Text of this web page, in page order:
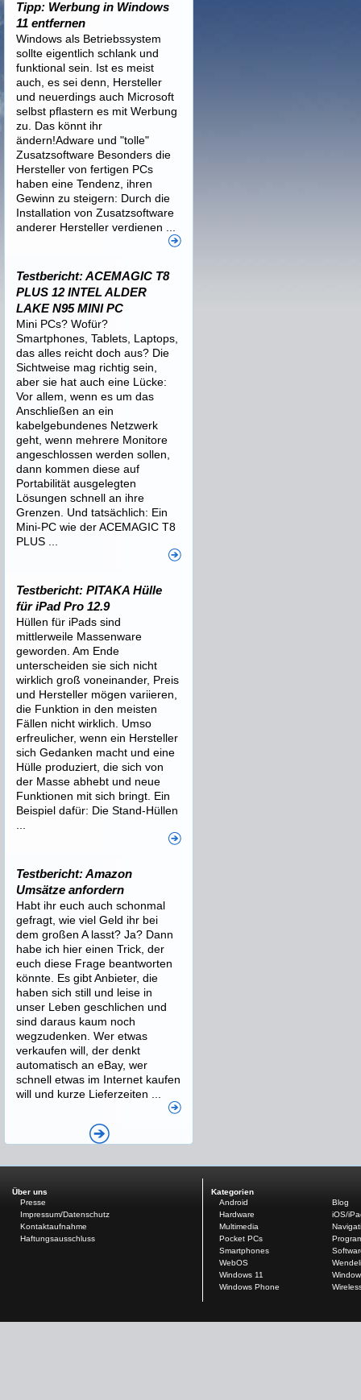
Tipp: Werbung in Windows
11 entfernen
Windows als Betriebssystem
sollte eigentlich schlank und
funktional sein. Ist es meist
auch, es sei denn, Hersteller
und neuerdings auch Microsoft
selbst pflastern es mit Werbung
zu. Das könnt ihr
ändern!Adware und "tolle"
Zusatzsoftware Besonders die
Hersteller von fertigen PCs
haben eine Tendenz, ihren
Gewinn zu steigern: Durch die
Installation von Zusatzsoftware
anderer Hersteller verdienen ...
Testbericht: ACEMAGIC T8
PLUS 12 INTEL ALDER
LAKE N95 MINI PC
Mini PCs? Wofür?
Smartphones, Tablets, Laptops,
das alles reicht doch aus? Die
Sichtweise mag richtig sein,
aber sie hat auch eine Lücke:
Vor allem, wenn es um das
Anschließen an ein
kabelgebundenes Netzwerk
geht, wenn mehrere Monitore
angeschlossen werden sollen,
dann kommen diese auf
Portabilität ausgelegten
Lösungen schnell an ihre
Grenzen. Und tatsächlich: Ein
Mini-PC wie der ACEMAGIC T8
PLUS ...
Testbericht: PITAKA Hülle
für iPad Pro 12.9
Hüllen für iPads sind
mittlerweile Massenware
geworden. Am Ende
unterscheiden sie sich nicht
wirklich groß voneinander, Preis
und Hersteller mögen variieren,
die Funktion in den meisten
Fällen nicht wirklich. Umso
erfreulicher, wenn ein Hersteller
sich Gedanken macht und eine
Hülle produziert, die sich von
der Masse abhebt und neue
Funktionen mit sich bringt. Ein
Beispiel dafür: Die Stand-Hüllen
Testbericht: Amazon
Umsätze anfordern
Habt ihr euch auch schonmal
gefragt, wie viel Geld ihr bei
dem großen A lasst? Ja? Dann
habe ich hier einen Trick, der
euch diese Frage beantworten
könnte. Es gibt Anbieter, die
haben sich still und leise in
unser Leben geschlichen und
sind daraus kaum noch
wegzudenken. Wer etwas
verkaufen will, der denkt
automatisch an eBay, wer
schnell etwas im Internet kaufen
will und kurze Lieferzeiten ...
Über uns
Presse
Impressum/Datenschutz
Kontaktaufnahme
Haftungsausschluss
Kategorien
Android
Blog
Hardware
iOS/
Multimedia
Pocket PCs
Smartphones
WebOS
Windows 11
Windows Phone